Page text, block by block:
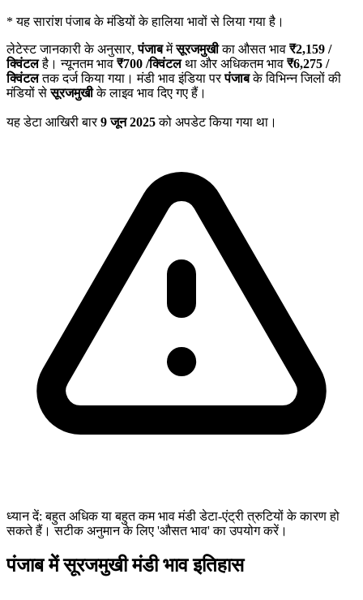
*यह सारांश पंजाब के मंडियों के हालिया भावों से लिया गया है।
लेटेस्ट जानकारी के अनुसार,पंजाबमेंसूरजमुखीका औसत भाव ₹2,159 /
क्विंटलहै। न्यूनतम भाव ₹700 /क्विंटलथा और अधिकतम भाव ₹6,275 /
क्विंटलतक दर्ज किया गया। मंडी भाव इंडिया परपंजाबके विभिन्न जिलों की
मंडियों सेसूरजमुखीके लाइव भाव दिए गए हैं।
यह डेटा आखिरी बार9 जून 2025को अपडेट किया गया था।
ध्यान दें: बहुत अधिक या बहुत कम भाव मंडी डेटा-एंट्री त्रुटियों के कारण हो
सकते हैं। सटीक अनुमान के लिए 'औसत भाव' का उपयोग करें।
पंजाब में सूरजमुखी मंडी भाव इतिहास